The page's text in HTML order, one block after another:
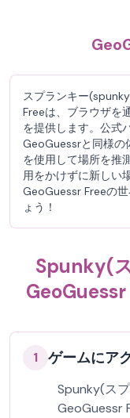
スプランキー
Freeは、ブラウザを
を提供します。公式
GeoGuessrと同様の
を使用して場所を推
用をかけずに新しい
GeoGuessr Freeの
ょう！
Spunky(
1 ゲームにア
Spunky(ス
GeoGuessr